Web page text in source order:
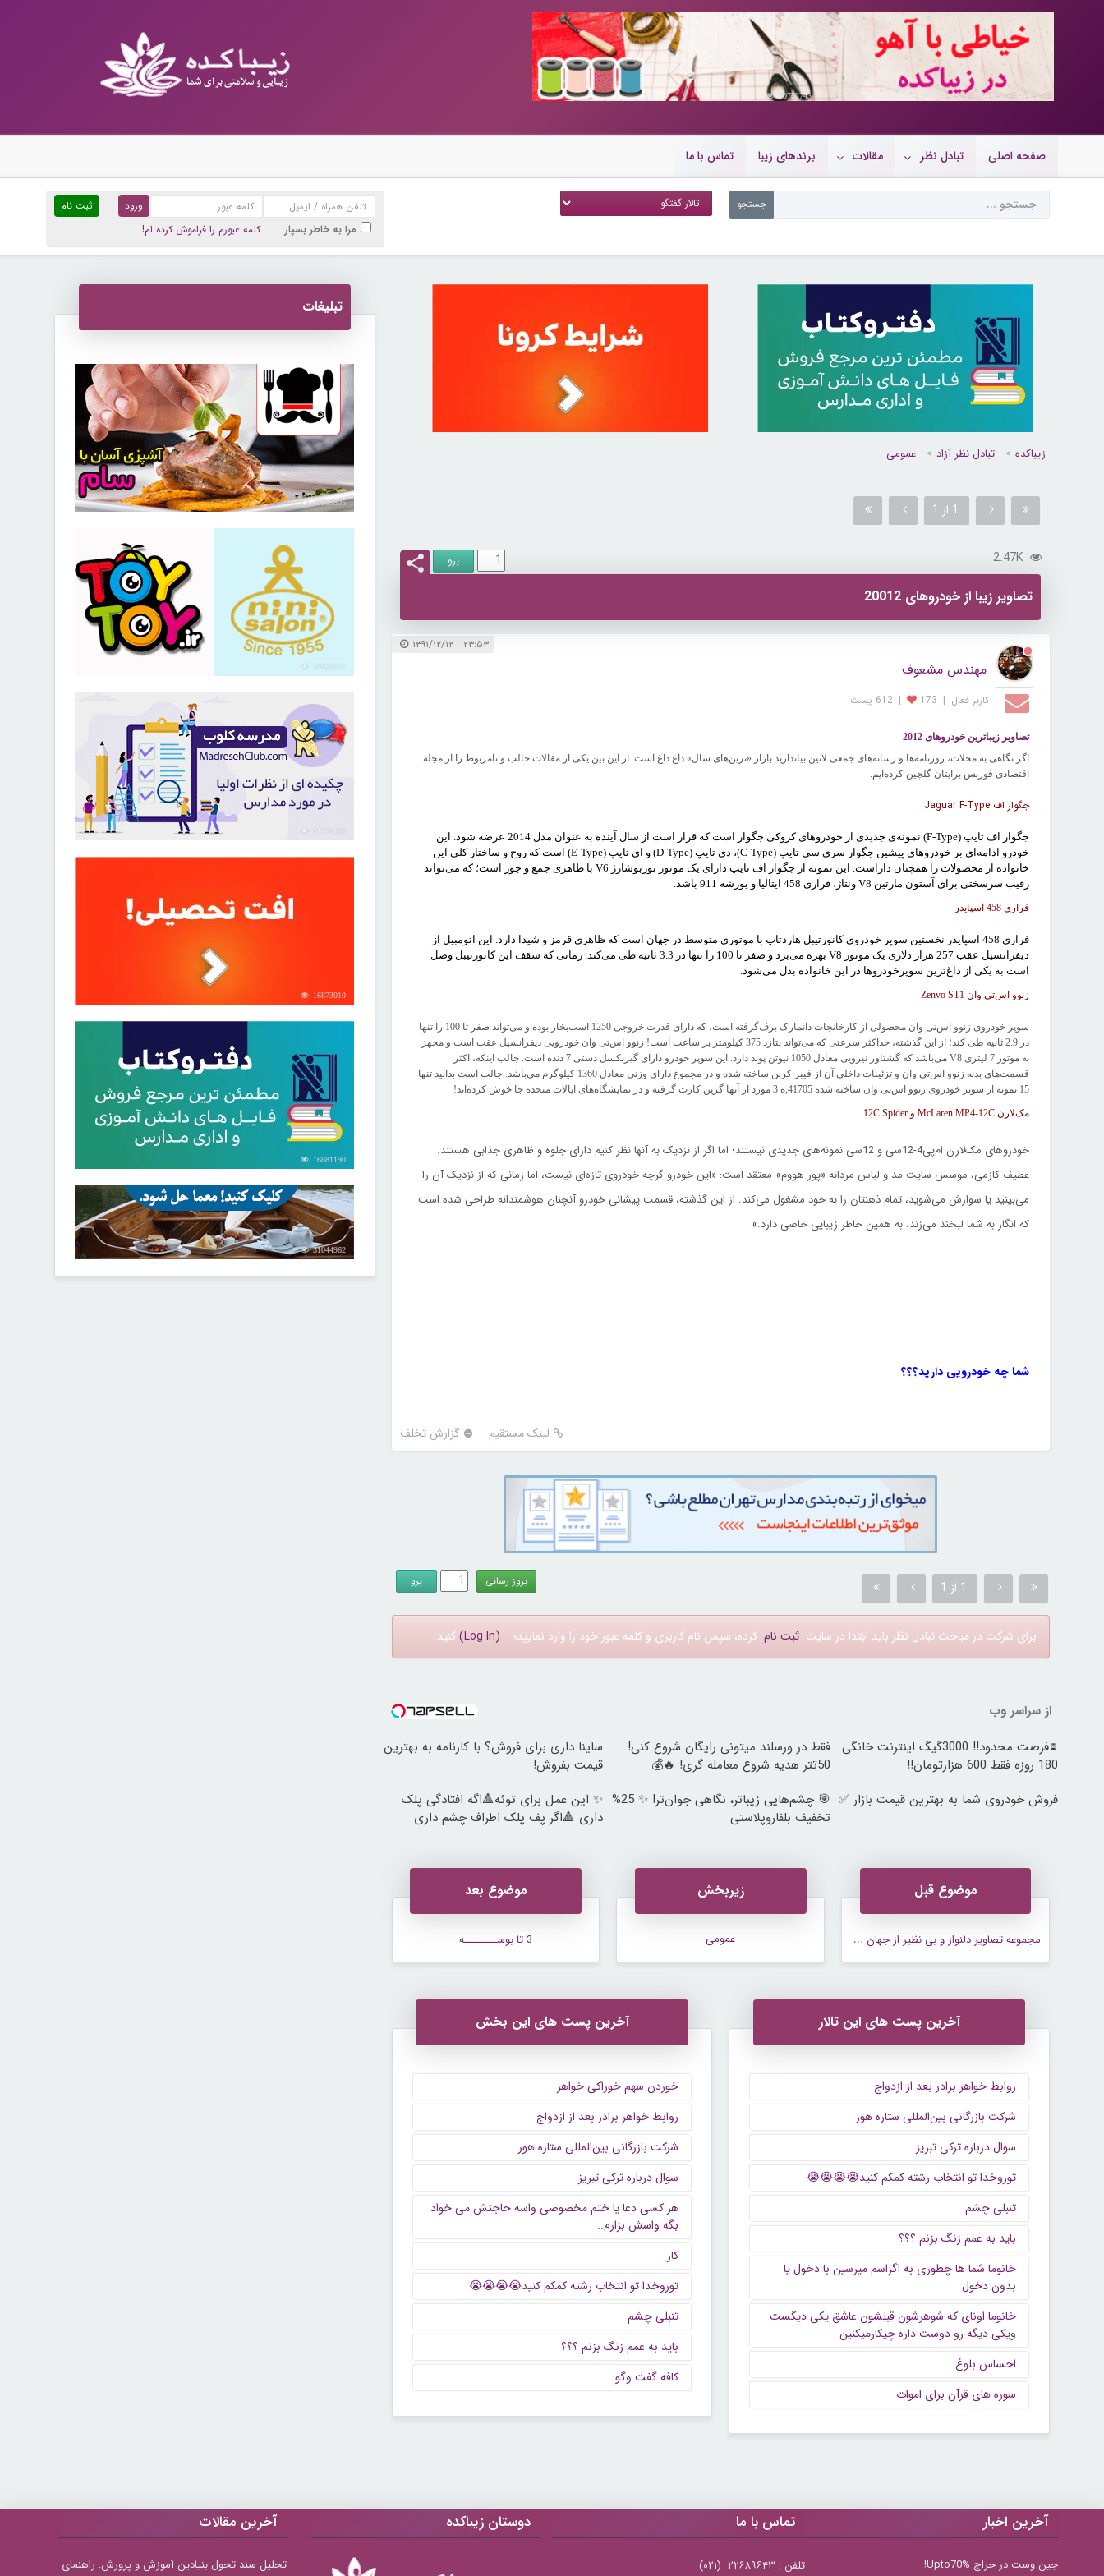
10722743
صفحه اصلی تبادل نظر مقالات برندهای زیبا تماس با ما
ثبت نام
مرا به خاطر بسپار
کلمه عبورم را فراموش کرده ام!
زیباکده تبادل نظر آزاد عمومی
1 از 1
2.47K
تصاویر زیبا از خودروهای 20012
۲۳:۵۳ ۱۳۹۱/۱۲/۱۲
مهندس مشعوف
کاربر فعال |
173
| 612 پست
تصاوير زیباترین خودروهای 2012
اگر نگاهی به مجلات، روزنامه‌ها و رسانه‌های جمعی لاتین بیاندازید بازار «ترین‌های سال» داغ داغ است. از این بین یکی از مقالات جالب و نامربوط را از مجله
اقتصادی فوربس برایتان گلچین کرده‌ایم.
جگوار اف Jaguar F-Type
جگوار اف تایپ (F-Type) نمونه‌ی جدیدی از خودروهای کروکی جگوار است که قرار است از سال آینده به عنوان مدل 2014 عرضه شود. این
خودرو ادامه‌ای بر خودروهای پیشین جگوار سری سی تایپ (C-Type)، دی تایپ (D-Type) و ای تایپ (E-Type) است که روح و ساختار کلی این
خانواده از محصولات را همچنان داراست. این نمونه از جگوار اف تایپ دارای یک موتور توربوشارژ V6 با ظاهری جمع و جور است؛ که می‌تواند
رقیب سرسختی برای آستون مارتین V8 ونتاژ، فراری 458 ایتالیا و پورشه 911 باشد.
فراری 458 اسپایدر
فراری 458 اسپایدر نخستین سوپر خودروی کانورتیبل هاردتاپ با موتوری متوسط در جهان است که ظاهری قرمز و شیدا دارد. این اتومبیل از
دیفرانسیل عقب 257 هزار دلاری یک موتور V8 بهره می‌برد و صفر تا 100 را تنها در 3.3 ثانیه طی می‌کند. زمانی که سقف این کانورتیبل وصل
است به یکی از داغ‌ترین سوپرخودروها در این خانواده بدل می‌شود.
زنوو اس‌تی وان Zenvo ST1
سوپر خودروی زنوو اس‌تی وان محصولی از کارخانجات دانمارک برف‌گرفته است، که دارای قدرت خروجی 1250 اسب‌بخار بوده و می‌تواند صفر تا 100 را تنها
در 2.9 ثانیه طی کند؛ از این گذشته، حداکثر سرعتی که می‌تواند بتازد 375 کیلومتر بر ساعت است! زنوو اس‌تی وان خودرویی دیفرانسیل عقب است و مجهز
به موتور 7 لیتری V8 می‌باشد که گشتاور نیرویی معادل 1050 نیوتن پوند دارد. این سوپر خودرو دارای گیربکسل دستی 7 دنده است. جالب اینکه، اکثر
قسمت‌های بدنه زنوو اس‌تی وان و تزئینات داخلی آن از فیبر کربن ساخته شده و در مجموع دارای وزنی معادل 1360 کیلوگرم می‌باشد. جالب است بدانید تنها
15 نمونه از سوپر خودروی زنوو اس‌تی وان ساخته شده 41705;ه 3 مورد از آنها گرین کارت گرفته و در نمایشگاه‌های ایالات متحده جا خوش کرده‌اند!
مک‌لارن McLaren MP4-12C و 12C Spider
خودروهای مک‌لارن ام‌پی‌4-12سی و 12سی نمونه‌های جدیدی نیستند؛ اما اگر از نزدیک به آنها نظر کنیم دارای جلوه‌ و ظاهری جذابی هستند.
عطیف کازمی، موسس سایت مد و لباس مردانه «پور هووم» معتقد است: «این خودرو گرچه خودروی تازه‌ای نیست، اما زمانی که از نزدیک آن را
می‌بینید یا سوارش می‌شوید، تمام ذهنتان را به خود مشغول می‌کند. از این گذشته، قسمت پیشانی خودرو آنچنان هوشمندانه طراحی شده است
که انگار به شما لبخند می‌زند، به همین خاطر زیبایی خاصی دارد.»
شما چه خودرویی دارید؟؟؟
لینک مستقیم گزارش تخلف
1 از 1
برای شرکت در مباحث تبادل نظر باید ابتدا در سایت ثبت نام کرده، سپس نام کاربری و کلمه عبور خود را وارد نمایید؛ (Log In) کنید.
از سراسر وب
⏳فرصت محدود!! 3000گیگ اینترنت خانگی
180 روزه فقط 600 هزارتومان!!
فقط در ورسلند میتونی رایگان شروع کنی!
50تتر هدیه شروع معامله گری! 🔥💰
ساینا داری برای فروش؟ با کارنامه به بهترین
قیمت بفروش!
فروش خودروی شما به بهترین قیمت بازار ✅
🎯 چشم‌هایی زیباتر، نگاهی جوان‌تر! ✨ 25%
تخفیف بلفاروپلاستی
✨ این عمل برای توئه🔺اگه افتادگی پلک
داری 🔺اگر پف پلک اطراف چشم داری
موضوع قبل
م
جموعه تصاویر دلنواز و بی نظیر از جهان هستی
زیربخش
عمومی
موضوع بعد
3 تا بوســــــــه
آخرین پست های این تالار
روابط خواهر برادر بعد از ازدواج
شرکت بازرگانی بین‌المللی ستاره هور
سوال درباره ترکی تبریز
توروخدا تو انتخاب رشته کمکم کنید😭😭😭😭
تنبلی چشم
باید به عمم زنگ بزنم ؟؟؟
خانوما شما ها چطوری به اگراسم میرسین با دخول یا
بدون دخول
خانوما اونای که شوهرشون قبلشون عاشق یکی دیگست
ویکی دیگه رو دوست داره چیکارمیکنین
احساس بلوغ
سوره های قرآن برای اموات
آخرین پست های این بخش
خوردن سهم خوراکی خواهر
روابط خواهر برادر بعد از ازدواج
شرکت بازرگانی بین‌المللی ستاره هور
سوال درباره ترکی تبریز
هر کسی دعا یا ختم مخصوصی واسه حاجتش می خواد
بگه واسش بزارم..
کار
توروخدا تو انتخاب رشته کمکم کنید😭😭😭😭
تنبلی چشم
باید به عمم زنگ بزنم ؟؟؟
كافه گفت وگو ...
تبلیغات
30259805
16873010
16881190
31044962
آخرین اخبار
جین وست در حراج Upto70%!
آخرین مقالات
تحلیل سند تحول بنیادین آموزش و پرورش: راهنمای
تماس با ما
تلفن : ۲۲۶۸۹۶۴۳ (۰۲۱)
دوستان زیباکده